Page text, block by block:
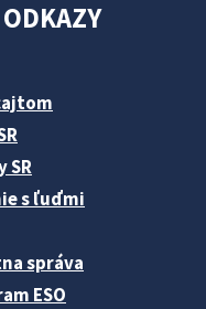
SR
s ľuďmi
správa
ESO